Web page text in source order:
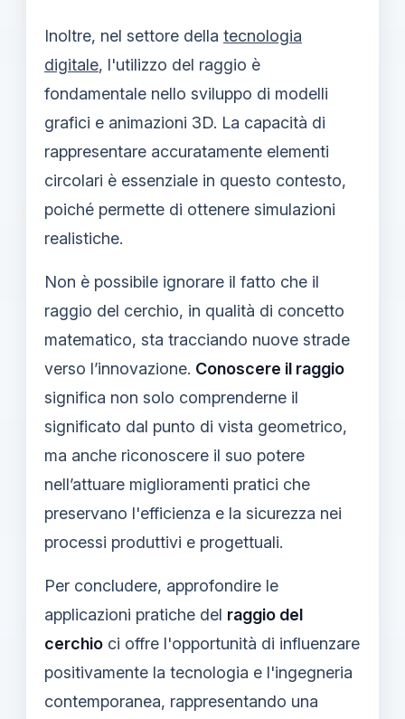
Inoltre, nel settore della tecnologia
digitale, l'utilizzo del raggio è
fondamentale nello sviluppo di modelli
grafici e animazioni 3D. La capacità di
rappresentare accuratamente elementi
circolari è essenziale in questo contesto,
poiché permette di ottenere simulazioni
realistiche.
Non è possibile ignorare il fatto che il
raggio del cerchio, in qualità di concetto
matematico, sta tracciando nuove strade
verso l’innovazione. Conoscere il raggio
significa non solo comprenderne il
significato dal punto di vista geometrico,
ma anche riconoscere il suo potere
nell’attuare miglioramenti pratici che
preservano l'efficienza e la sicurezza nei
processi produttivi e progettuali.
Per concludere, approfondire le
applicazioni pratiche del raggio del
cerchio ci offre l'opportunità di influenzare
positivamente la tecnologia e l'ingegneria
contemporanea, rappresentando una